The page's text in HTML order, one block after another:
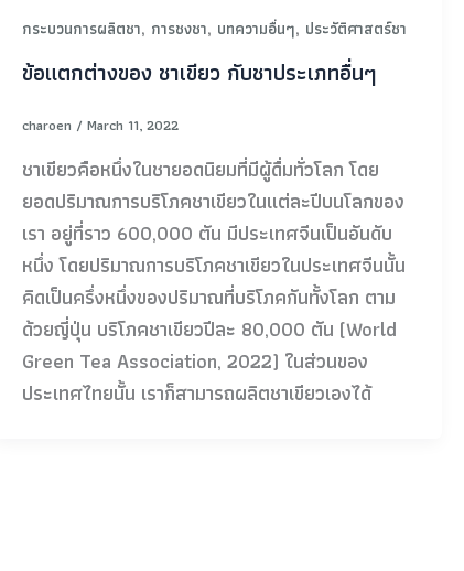
กระบวนการผลิตชา, การชงชา, บทความอื่นๆ, ประวัติศาสตร์ชา
ข้อแตกต่างของ ชาเขียว กับชาประเภทอื่นๆ
charoen / March 11, 2022
ชาเขียวคือหนึ่งในชายอดนิยมที่มีผู้ดื่มทั่วโลก โดย
ยอดปริมาณการบริโภคชาเขียวในแต่ละปีบนโลกของ
เรา อยู่ที่ราว 600,000 ตัน มีประเทศจีนเป็นอันดับ
หนึ่ง โดยปริมาณการบริโภคชาเขียวในประเทศจีนนั้น
คิดเป็นครึ่งหนึ่งของปริมาณที่บริโภคกันทั้งโลก ตาม
ด้วยญี่ปุ่น บริโภคชาเขียวปีละ 80,000 ตัน (World
Green Tea Association, 2022) ในส่วนของ
ประเทศไทยนั้น เราก็สามารถผลิตชาเขียวเองได้